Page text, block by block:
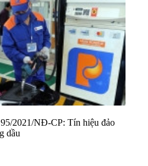
2021/NĐ-CP: Tín hiệu đảo
dầu